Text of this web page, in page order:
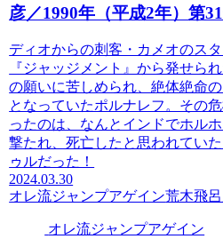
彦／1990年（平成2年）第
ディオからの刺客・カメオのス
『ジャッジメント』から発せら
の願いに苦しめられ、絶体絶命
となっていたポルナレフ。その
ったのは、なんとインドでホル
撃たれ、死亡したと思われてい
ゥルだった！
2024.03.30
オレ流ジャンプアゲイン荒木飛
オレ流ジャンプアゲイン